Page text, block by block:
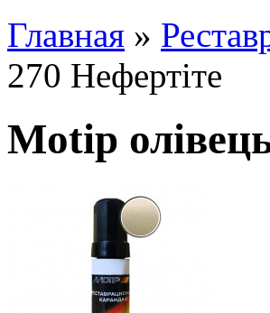
Главная »
270 Нефертіте
Motip